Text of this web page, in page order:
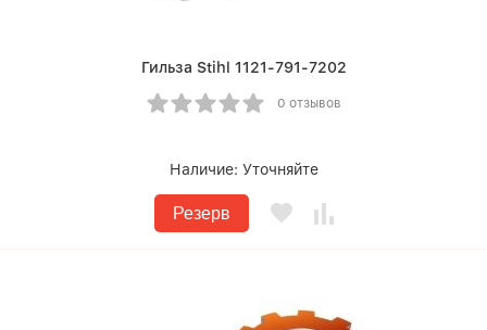
Гильза Stihl 1121-791-7202
0 отзывов
Наличие: Уточняйте
Резерв